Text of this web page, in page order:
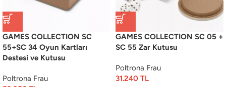
GAMES COLLECTION SC
55+SC 34 Oyun Kartları
Destesi ve Kutusu
Poltrona Frau
GAMES COLLECTION SC 05 +
SC 55 Zar Kutusu
Poltrona Frau
31.240 TL